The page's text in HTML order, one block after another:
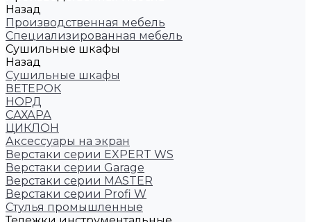
Назад
Производственная мебель
Cпециализированная мебель
Cушильные шкафы
Назад
Cушильные шкафы
ВЕТЕРОК
НОРД
САХАРА
ЦИКЛОН
Аксессуары на экран
Верстаки серии EXPERT WS
Верстаки серии Garage
Верстаки серии MASTER
Верстаки серии Profi W
Стулья промышленные